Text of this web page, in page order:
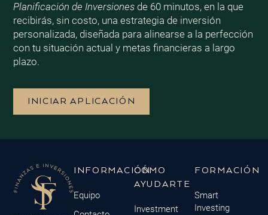
Planificación de Inversionesde 60 minutos, en la que
recibirás, sin costo, una estrategia de inversión
personalizada, diseñada para alinearse a la perfección
con tu situación actual y metas financieras a largo
plazo.
INICIAR APLICACIÓN
INFORMACIÓN
Equipo
CÓMO
AYUDARTE
Investment
FORMACIÓN
Smart
Investing